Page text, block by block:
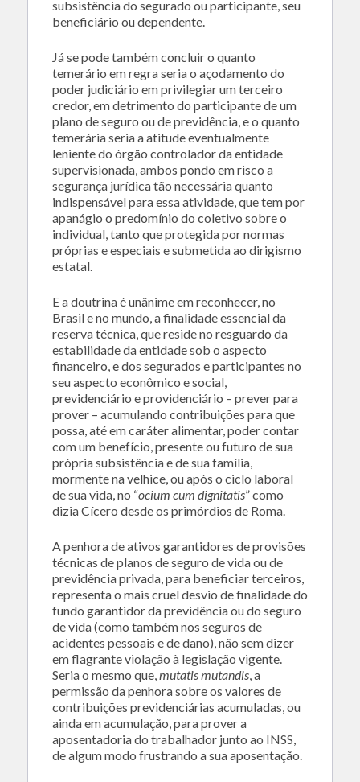
subsistência do segurado ou participante, seu
beneficiário ou dependente.
Já se pode também concluir o quanto
temerário em regra seria o açodamento do
poder judiciário em privilegiar um terceiro
credor, em detrimento do participante de um
plano de seguro ou de previdência, e o quanto
temerária seria a atitude eventualmente
leniente do órgão controlador da entidade
supervisionada, ambos pondo em risco a
segurança jurídica tão necessária quanto
indispensável para essa atividade, que tem por
apanágio o predomínio do coletivo sobre o
individual, tanto que protegida por normas
próprias e especiais e submetida ao dirigismo
estatal.
E a doutrina é unânime em reconhecer, no
Brasil e no mundo, a finalidade essencial da
reserva técnica, que reside no resguardo da
estabilidade da entidade sob o aspecto
financeiro, e dos segurados e participantes no
seu aspecto econômico e social,
previdenciário e providenciário – prever para
prover – acumulando contribuições para que
possa, até em caráter alimentar, poder contar
com um benefício, presente ou futuro de sua
própria subsistência e de sua família,
mormente na velhice, ou após o ciclo laboral
de sua vida, no “ocium cum dignitatis” como
dizia Cícero desde os primórdios de Roma.
A penhora de ativos garantidores de provisões
técnicas de planos de seguro de vida ou de
previdência privada, para beneficiar terceiros,
representa o mais cruel desvio de finalidade do
fundo garantidor da previdência ou do seguro
de vida (como também nos seguros de
acidentes pessoais e de dano), não sem dizer
em flagrante violação à legislação vigente.
Seria o mesmo que,mutatis mutandis, a
permissão da penhora sobre os valores de
contribuições previdenciárias acumuladas, ou
ainda em acumulação, para prover a
aposentadoria do trabalhador junto ao INSS,
de algum modo frustrando a sua aposentação.